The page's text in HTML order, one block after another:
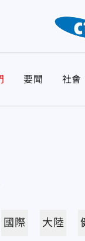
要聞 社會
國際 大陸